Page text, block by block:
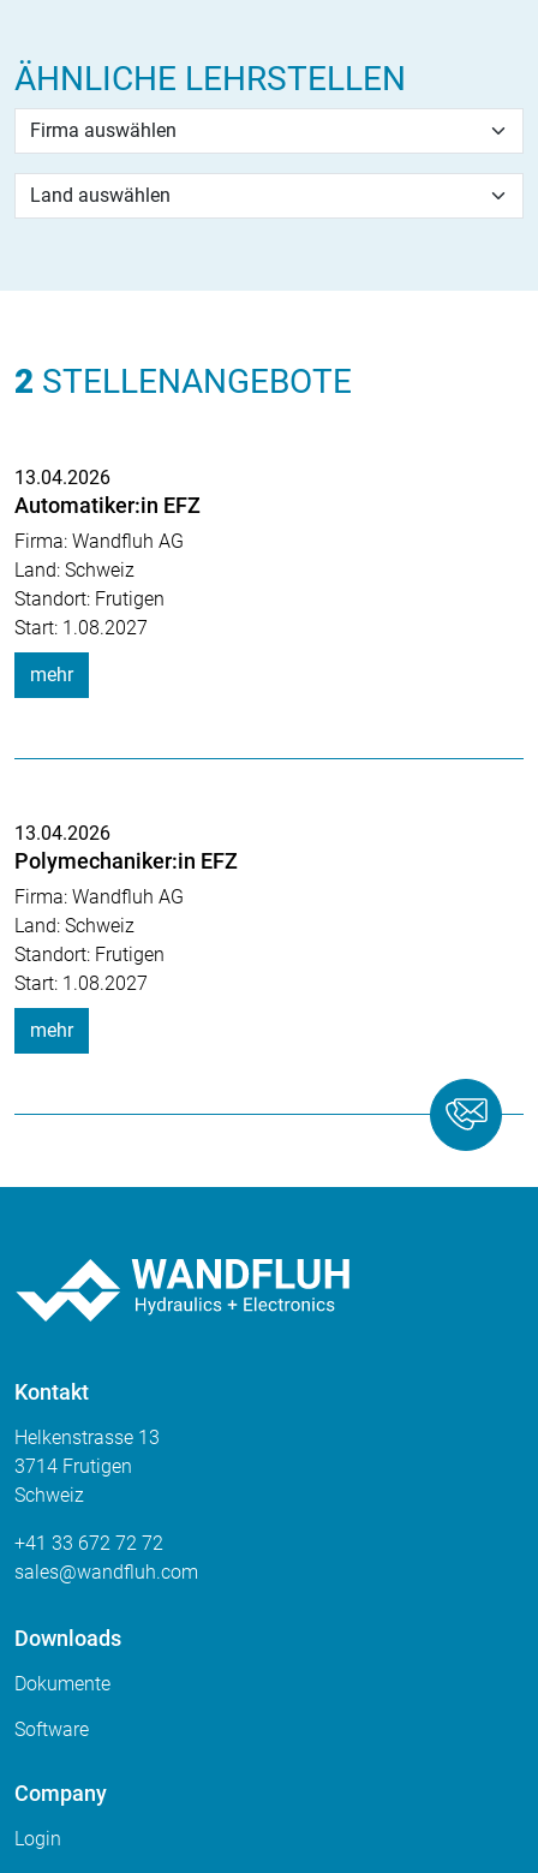
ÄHNLICHE LEHRSTELLEN
2 STELLENANGEBOTE
13.04.2026
Automatiker:in EFZ
Firma: Wandfluh AG
Land: Schweiz
Standort: Frutigen
Start: 1.08.2027
mehr
13.04.2026
Polymechaniker:in EFZ
Firma: Wandfluh AG
Land: Schweiz
Standort: Frutigen
Start: 1.08.2027
mehr
Kontakt
Helkenstrasse 13
3714 Frutigen
Schweiz
+41 33 672 72 72
sales
wandfluh com
Downloads
Dokumente
Software
Company
Login